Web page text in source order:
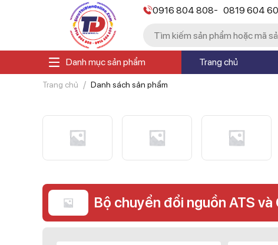
0916 804 808- 0819 604
Danh mục sản phẩm Trang chủ
Trang chủ Danh sách sản phẩm
Bộ chuyển đổi nguồn ATS và